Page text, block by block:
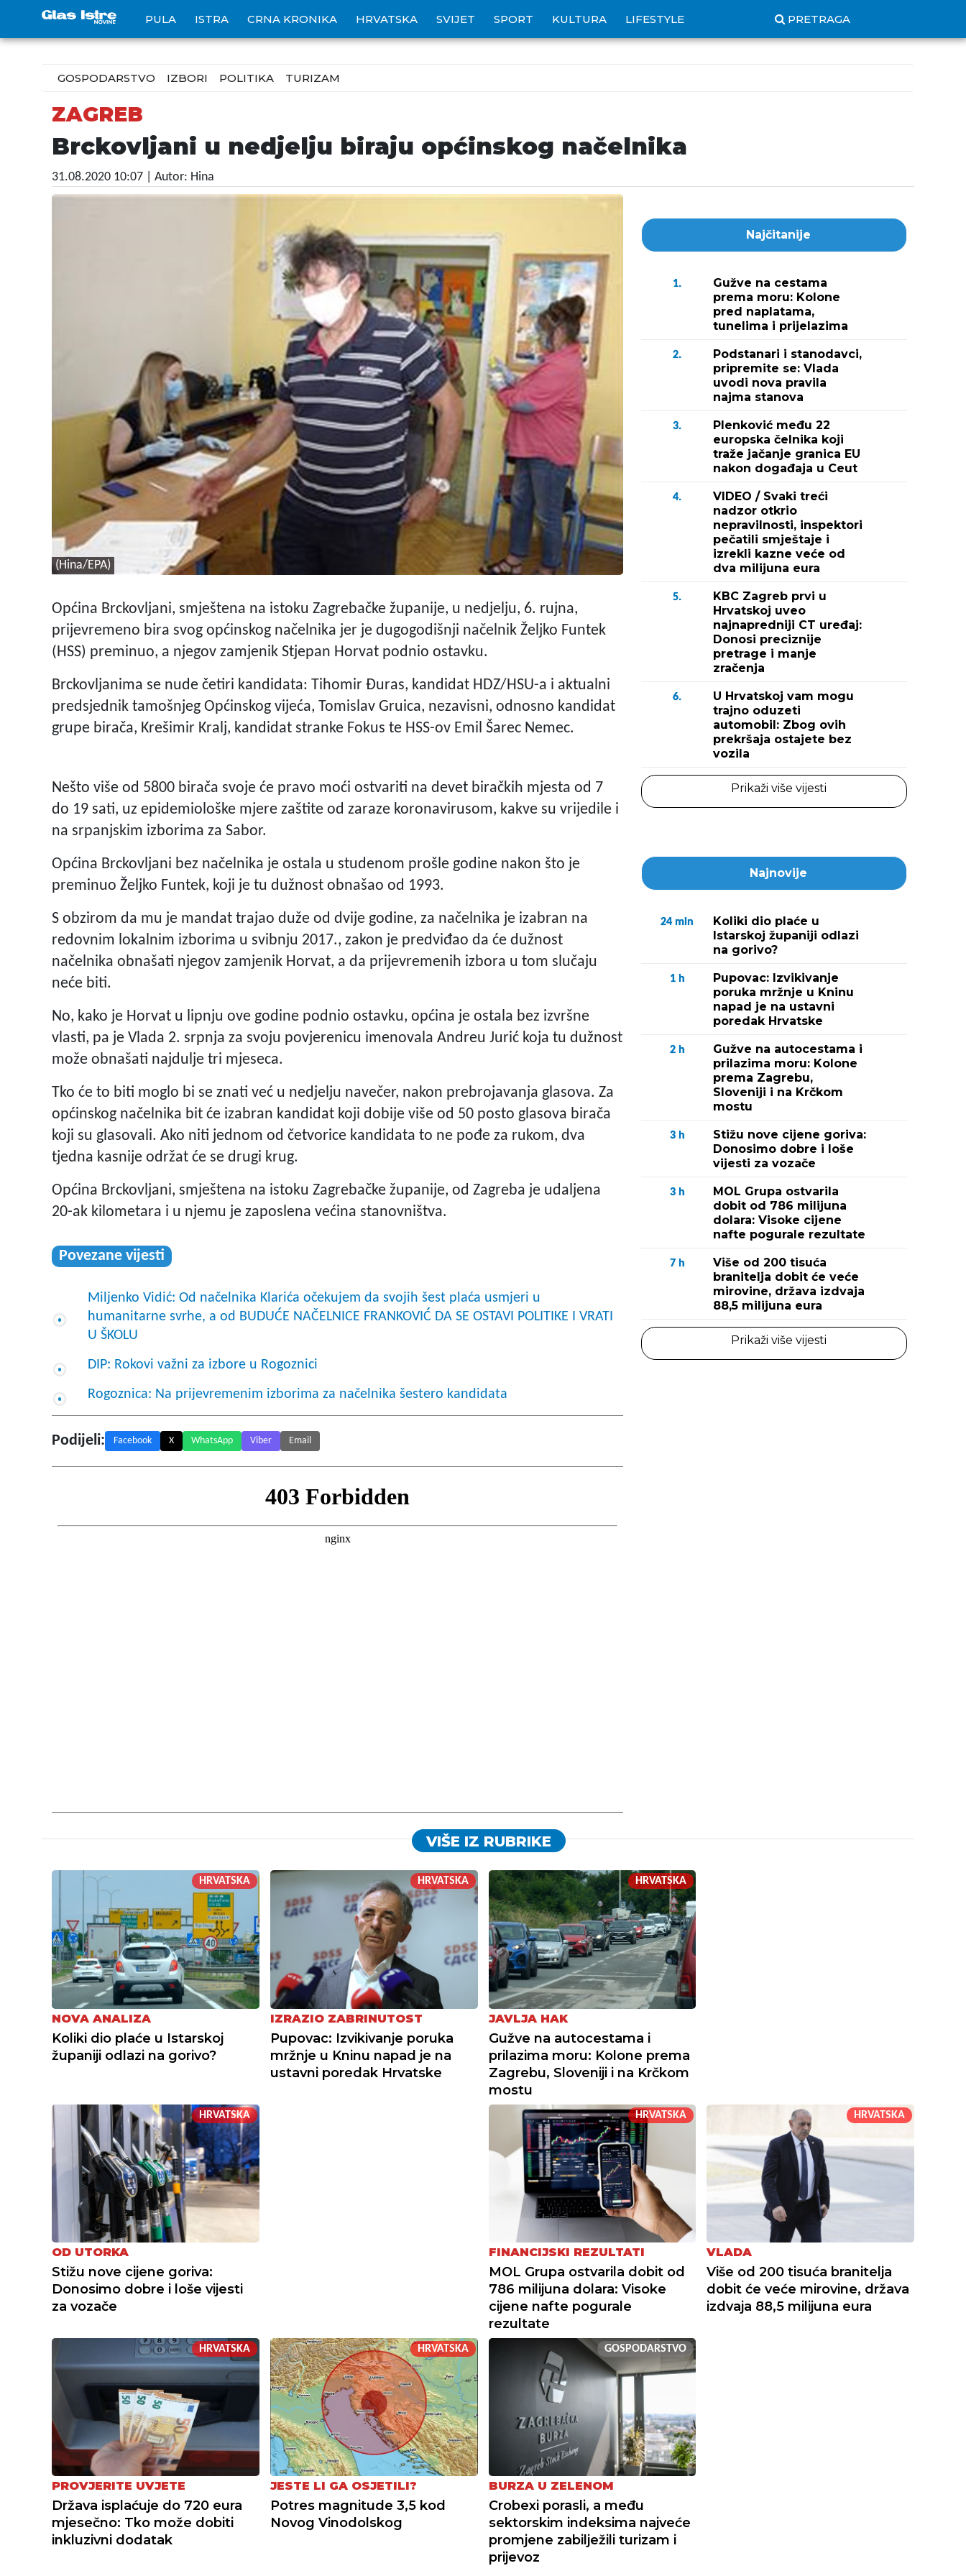
PULA ISTRA CRNA KRONIKA HRVATSKA SVIJET SPORT KULTURA LIFESTYLE PRETRAGA
GOSPODARSTVO IZBORI POLITIKA TURIZAM
ZAGREB
Brckovljani u nedjelju biraju općinskog načelnika
31.08.2020 10:07 | Autor: Hina
(Hina/EPA)
Općina Brckovljani, smještena na istoku Zagrebačke županije, u nedjelju, 6. rujna,
prijevremeno bira svog općinskog načelnika jer je dugogodišnji načelnik Željko Funtek
(HSS) preminuo, a njegov zamjenik Stjepan Horvat podnio ostavku.
Brckovljanima se nude četiri kandidata: Tihomir Đuras, kandidat HDZ/HSU-a i aktualni
predsjednik tamošnjeg Općinskog vijeća, Tomislav Gruica, nezavisni, odnosno kandidat
grupe birača, Krešimir Kralj, kandidat stranke Fokus te HSS-ov Emil Šarec Nemec.
Nešto više od 5800 birača svoje će pravo moći ostvariti na devet biračkih mjesta od 7
do 19 sati, uz epidemiološke mjere zaštite od zaraze koronavirusom, kakve su vrijedile i
na srpanjskim izborima za Sabor.
Općina Brckovljani bez načelnika je ostala u studenom prošle godine nakon što je
preminuo Željko Funtek, koji je tu dužnost obnašao od 1993.
S obzirom da mu je mandat trajao duže od dvije godine, za načelnika je izabran na
redovnim lokalnim izborima u svibnju 2017., zakon je predviđao da će dužnost
načelnika obnašati njegov zamjenik Horvat, a da prijevremenih izbora u tom slučaju
neće biti.
No, kako je Horvat u lipnju ove godine podnio ostavku, općina je ostala bez izvršne
vlasti, pa je Vlada 2. srpnja za svoju povjerenicu imenovala Andreu Jurić koja tu dužnost
može obnašati najdulje tri mjeseca.
Tko će to biti moglo bi se znati već u nedjelju navečer, nakon prebrojavanja glasova. Za
općinskog načelnika bit će izabran kandidat koji dobije više od 50 posto glasova birača
koji su glasovali. Ako niti jednom od četvorice kandidata to ne pođe za rukom, dva
tjedna kasnije održat će se drugi krug.
Općina Brckovljani, smještena na istoku Zagrebačke županije, od Zagreba je udaljena
20-ak kilometara i u njemu je zaposlena većina stanovništva.
Povezane vijesti
Miljenko Vidić: Od načelnika Klarića očekujem da svojih šest plaća usmjeri u
humanitarne svrhe, a od BUDUĆE NAČELNICE FRANKOVIĆ DA SE OSTAVI POLITIKE I VRATI
U ŠKOLU
DIP: Rokovi važni za izbore u Rogoznici
Rogoznica: Na prijevremenim izborima za načelnika šestero kandidata
Podijeli: Facebook X WhatsApp Viber Email
Najčitanije
1.
Gužve na cestama
prema moru: Kolone
pred naplatama,
tunelima i prijelazima
2.
Podstanari i stanodavci,
pripremite se: Vlada
uvodi nova pravila
najma stanova
3.
Plenković među 22
europska čelnika koji
traže jačanje granica EU
nakon događaja u Ceut
4.
VIDEO / Svaki treći
nadzor otkrio
nepravilnosti, inspektori
pečatili smještaje i
izrekli kazne veće od
dva milijuna eura
5.
KBC Zagreb prvi u
Hrvatskoj uveo
najnapredniji CT uređaj:
Donosi preciznije
pretrage i manje
zračenja
6.
U Hrvatskoj vam mogu
trajno oduzeti
automobil: Zbog ovih
prekršaja ostajete bez
vozila
Prikaži više vijesti
Najnovije
24 min
Koliki dio plaće u
Istarskoj županiji odlazi
na gorivo?
1 h
Pupovac: Izvikivanje
poruka mržnje u Kninu
napad je na ustavni
poredak Hrvatske
2 h
Gužve na autocestama i
prilazima moru: Kolone
prema Zagrebu,
Sloveniji i na Krčkom
mostu
3 h
Stižu nove cijene goriva:
Donosimo dobre i loše
vijesti za vozače
3 h
MOL Grupa ostvarila
dobit od 786 milijuna
dolara: Visoke cijene
nafte pogurale rezultate
7 h
Više od 200 tisuća
branitelja dobit će veće
mirovine, država izdvaja
88,5 milijuna eura
Prikaži više vijesti
VIŠE IZ RUBRIKE
HRVATSKA
NOVA ANALIZA
Koliki dio plaće u Istarskoj
županiji odlazi na gorivo?
HRVATSKA
IZRAZIO ZABRINUTOST
Pupovac: Izvikivanje poruka
mržnje u Kninu napad je na
ustavni poredak Hrvatske
HRVATSKA
JAVLJA HAK
Gužve na autocestama i
prilazima moru: Kolone prema
Zagrebu, Sloveniji i na Krčkom
mostu
HRVATSKA
OD UTORKA
Stižu nove cijene goriva:
Donosimo dobre i loše vijesti
za vozače
HRVATSKA
FINANCIJSKI REZULTATI
MOL Grupa ostvarila dobit od
786 milijuna dolara: Visoke
cijene nafte pogurale
rezultate
HRVATSKA
VLADA
Više od 200 tisuća branitelja
dobit će veće mirovine, država
izdvaja 88,5 milijuna eura
HRVATSKA
PROVJERITE UVJETE
Država isplaćuje do 720 eura
mjesečno: Tko može dobiti
inkluzivni dodatak
HRVATSKA
JESTE LI GA OSJETILI?
Potres magnitude 3,5 kod
Novog Vinodolskog
GOSPODARSTVO
BURZA U ZELENOM
Crobexi porasli, a među
sektorskim indeksima najveće
promjene zabilježili turizam i
prijevoz